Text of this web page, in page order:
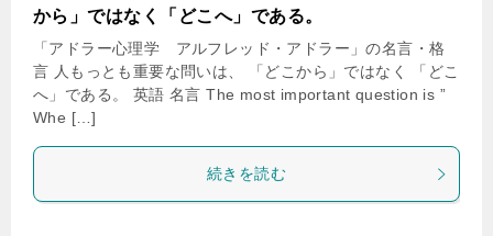
から」ではなく「どこへ」である。
「アドラー心理学 アルフレッド・アドラー」の名言・格
言 人もっとも重要な問いは、 「どこから」ではなく 「どこ
へ」である。 英語 名言 The most important question is ”
Whe […]
続きを読む